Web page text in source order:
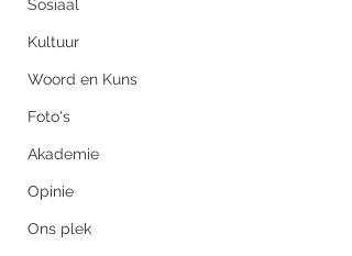
Sosiaal
Kultuur
Woord en Kuns
Foto's
Akademie
Opinie
Ons plek